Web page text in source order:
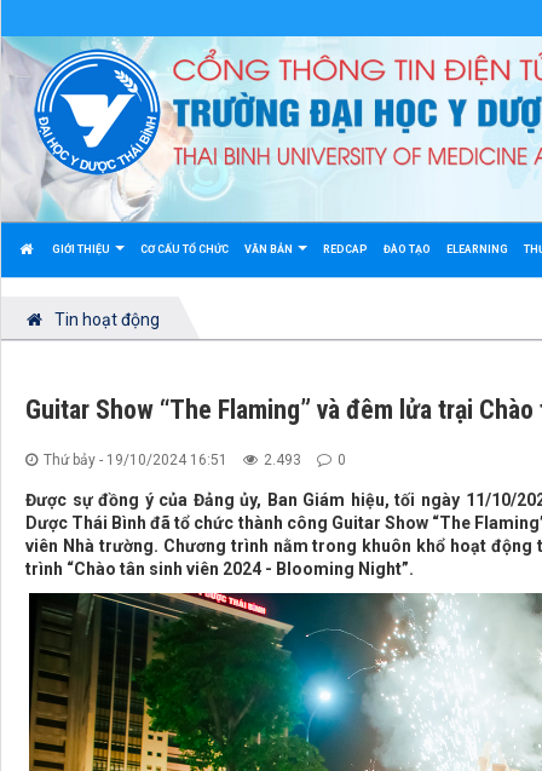
GIỚI THIỆU CƠ CẤU TỔ CHỨC VĂN BẢN REDCAP ĐÀO TẠO ELEARNING
Tin hoạt động
Guitar Show “The Flaming” và đêm lửa trại
Thứ bảy - 19/10/2024 16:51 2.493 0
Được sự đồng ý của Đảng ủy, Ban Giám hiệu, tối ngày 11/10/
Dược Thái Bình đã tổ chức thành công Guitar Show “The
viên Nhà trường. Chương trình nằm trong khuôn khổ hoạt
trình “Chào tân sinh viên 2024 - Blooming Night”.